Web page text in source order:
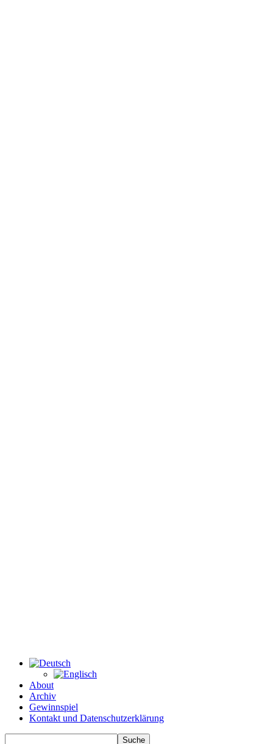
About
Archiv
Gewinnspiel
Kontakt und Datenschutzerklärung